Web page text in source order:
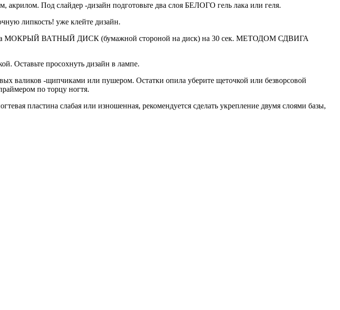
Под слайдер -дизайн подготовьте два слоя БЕЛОГО гель лака или геля.
липкость! уже клейте дизайн.
на МОКРЫЙ ВАТНЫЙ ДИСК (бумажной стороной на диск) на 30 сек. МЕТОДОМ СДВИГА
Оставьте просохнуть дизайн в лампе.
валиков -щипчиками или пушером. Остатки опила уберите щеточкой или безворсовой
по торцу ногтя.
пластина слабая или изношенная, рекомендуется сделать укрепление двумя слоями базы,